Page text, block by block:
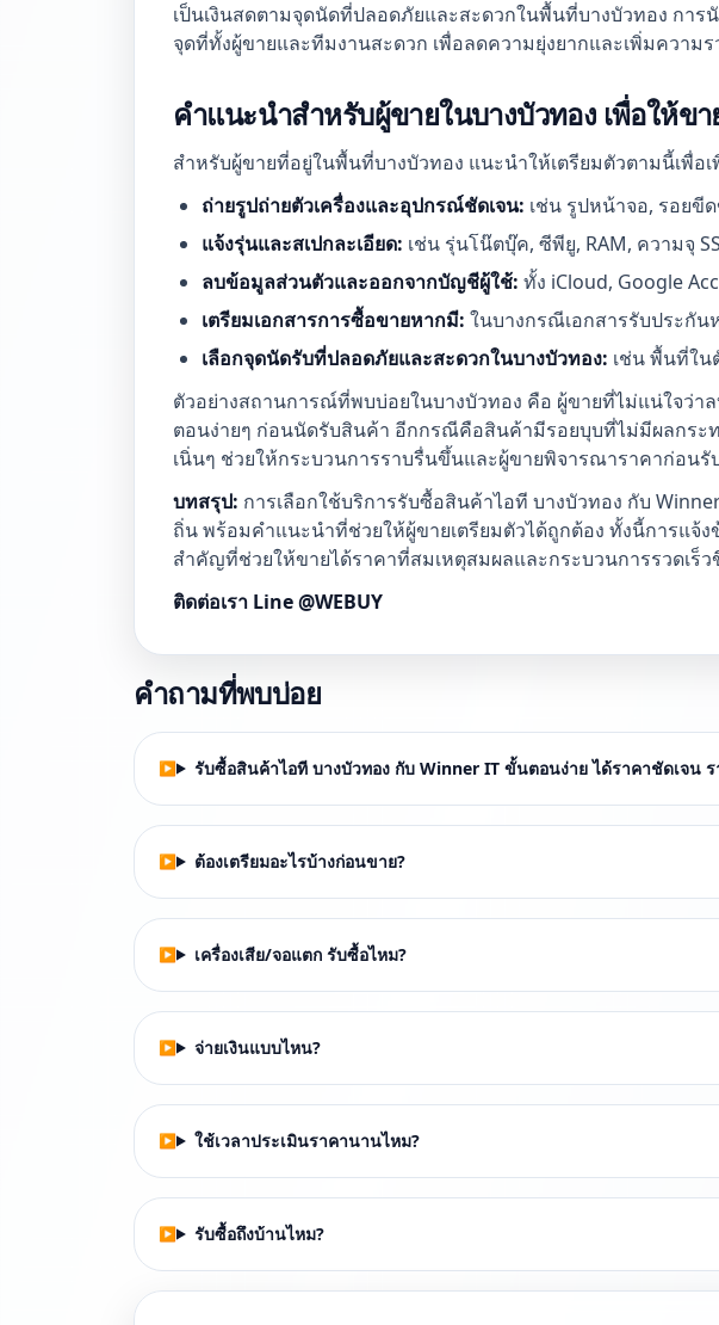
เป็นเงินสดตามจุดนัดที่ปลอดภัยและสะดวกในพื้นที่บางบัวทอง กา
จุดที่ทั้งผู้ขายและทีมงานสะดวก เพื่อลดความยุ่งยากและเพิ่มความ
คำแนะนำสำหรับผู้ขายในบางบัวทอง เพื่อให้ข
สำหรับผู้ขายที่อยู่ในพื้นที่บางบัวทอง แนะนำให้เตรียมตัวตามนี้เพื่อ
ถ่ายรูปถ่ายตัวเครื่องและอุปกรณ์ชัดเจน: เช่น รูปหน้าจอ, รอยขี
แจ้งรุ่นและสเปกละเอียด: เช่น รุ่นโน๊ตบุ๊ค, ซีพียู, RAM, ความจุ
ลบข้อมูลส่วนตัวและออกจากบัญชีผู้ใช้: ทั้ง iCloud, Google
เตรียมเอกสารการซื้อขายหากมี: ในบางกรณีเอกสารรับประกัน
เลือกจุดนัดรับที่ปลอดภัยและสะดวกในบางบัวทอง: เช่น พื้นที่ใน
ตัวอย่างสถานการณ์ที่พบบ่อยในบางบัวทอง คือ ผู้ขายที่ไม่แน่ใจว่
ตอนง่ายๆ ก่อนนัดรับสินค้า อีกกรณีคือสินค้ามีรอยบุบที่ไม่มีผลกระ
เนิ่นๆ ช่วยให้กระบวนการราบรื่นขึ้นและผู้ขายพิจารณาราคาก่อนรั
บทสรุป: การเลือกใช้บริการรับซื้อสินค้าไอที บางบัวทอง กับ
ถิ่น พร้อมคำแนะนำที่ช่วยให้ผู้ขายเตรียมตัวได้ถูกต้อง ทั้งนี้การแจ้
สำคัญที่ช่วยให้ขายได้ราคาที่สมเหตุสมผลและกระบวนการรวดเร็
ติดต่อเรา Line @WEBUY
คำถามที่พบบ่อย
รับซื้อสินค้าไอที บางบัวทอง กับ Winner IT ขั้นตอนง่าย ได้ราคาชัดเจน ร
ต้องเตรียมอะไรบ้างก่อนขาย?
เครื่องเสีย/จอแตก รับซื้อไหม?
จ่ายเงินแบบไหน?
ใช้เวลาประเมินราคานานไหม?
รับซื้อถึงบ้านไหม?